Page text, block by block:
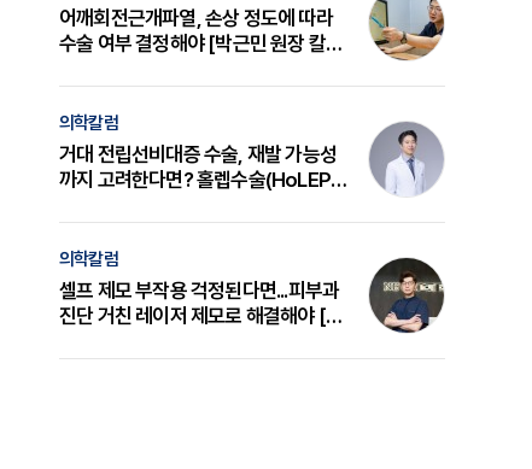
어깨회전근개파열, 손상 정도에 따라
수술 여부 결정해야 [박근민 원장 칼
의학칼럼
거대 전립선비대증 수술, 재발 가능성
까지 고려한다면? 홀렙수술(HoLEP)
의학칼럼
셀프 제모 부작용 걱정된다면...피부과
진단 거친 레이저 제모로 해결해야 [변